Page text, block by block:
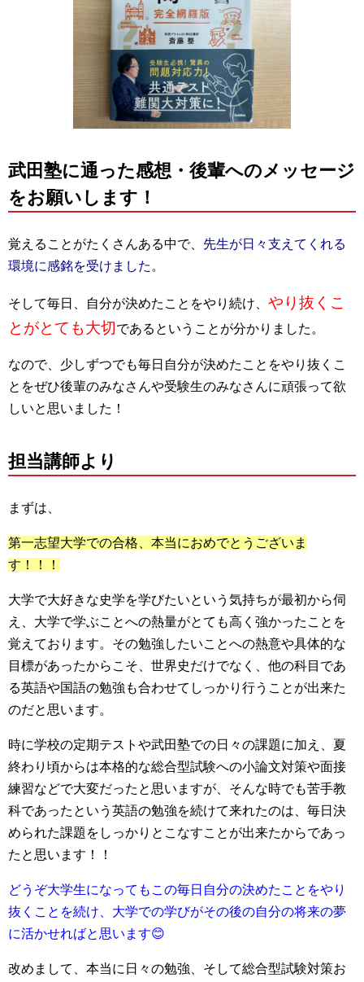
武田塾に通った感想・後輩へのメッセージ
をお願いします！
覚えることがたくさんある中で、 先生が日々支えてくれる
環境に感銘を受けました 。
そして毎日、自分が決めたことをやり続け、 やり抜くこ
とがとても大切であるということが分かりました。
なので、少しずつでも毎日自分が決めたことをやり抜くこ
とをぜひ後輩のみなさんや受験生のみなさんに頑張って欲
しいと思いました！
担当講師より
まずは、
第一志望大学での合格、本当におめでとうございま
す！！！
大学で大好きな史学を学びたいという気持ちが最初から伺
え、大学で学ぶことへの熱量がとても高く強かったことを
覚えております。その勉強したいことへの熱意や具体的な
目標があったからこそ、世界史だけでなく、他の科目であ
る英語や国語の勉強も合わせてしっかり行うことが出来た
のだと思います。
時に学校の定期テストや武田塾での日々の課題に加え、夏
終わり頃からは本格的な総合型試験への小論文対策や面接
練習などで大変だったと思いますが、そんな時でも苦手教
科であったという英語の勉強を続けて来れたのは、毎日決
められた課題をしっかりとこなすことが出来たからであっ
たと思います！！
どうぞ大学生になってもこの毎日自分の決めたことをやり
抜くことを続け、大学での学びがその後の自分の将来の夢
に活かせればと思います😊
改めまして、本当に日々の勉強、そして総合型試験対策お